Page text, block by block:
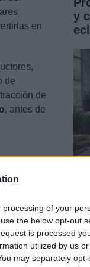
of your
the below opt-out
is processed
utilized by us
may separately
en
de
de
, antes de
y